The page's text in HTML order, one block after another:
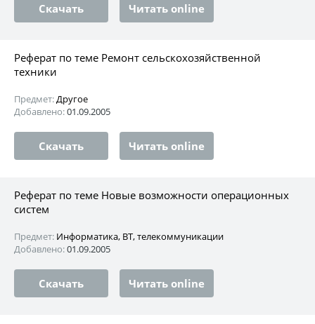
Скачать Читать online
Реферат по теме Ремонт сельскохозяйственной
техники
Предмет:Другое
Добавлено:01.09.2005
Скачать Читать online
Реферат по теме Новые возможности операционных
систем
Предмет: Информатика, ВТ, телекоммуникации
Добавлено:01.09.2005
Скачать Читать online